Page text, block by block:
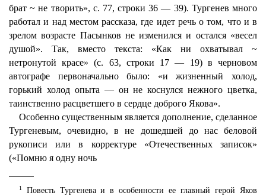
брат ~ не творить», с. 77, строки 36 — 39). Тургенев много
работал и над местом рассказа, где идет речь о том, что и в
зрелом возрасте Пасынков не изменился и остался «весел
душой». Так, вместо текста: «Как ни охватывал ~
нетронутой красе» (с. 63, строки 17 — 19) в черновом
автографе первоначально было: «и жизненный холод,
горький холод опыта — он не коснулся нежного цветка,
таинственно расцветшего в сердце доброго Якова».
Особенно существенным является дополнение, сделанное
Тургеневым, очевидно, в не дошедшей до нас беловой
рукописи или в корректуре «Отечественных записок»
(«Помню я одну ночь
1Повесть Тургенева и в особенности ее главный герой Яков